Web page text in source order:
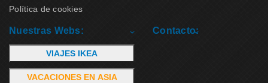
Política de cookies
Nuestras Webs:
VIAJES IKEA
VACACIONES EN ASIA
Contacto: